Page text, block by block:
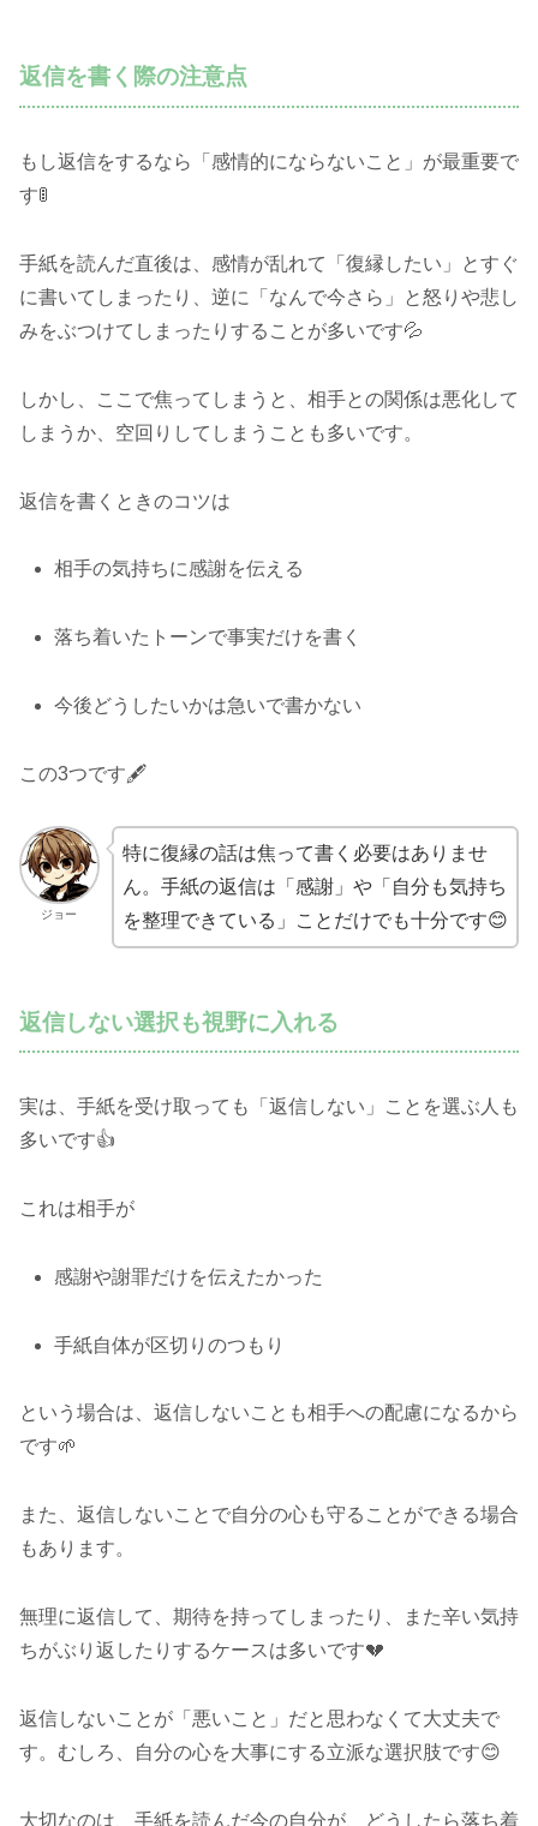
返信を書く際の注意点
もし返信をするなら「感情的にならないこと」が最重要で
す🚦
手紙を読んだ直後は、感情が乱れて「復縁したい」とすぐ
に書いてしまったり、逆に「なんで今さら」と怒りや悲し
みをぶつけてしまったりすることが多いです💦
しかし、ここで焦ってしまうと、相手との関係は悪化して
しまうか、空回りしてしまうことも多いです。
返信を書くときのコツは
相手の気持ちに感謝を伝える
落ち着いたトーンで事実だけを書く
今後どうしたいかは急いで書かない
この3つです🖋️
ジョー
特に復縁の話は焦って書く必要はありませ
ん。手紙の返信は「感謝」や「自分も気持ち
を整理できている」ことだけでも十分です😊
返信しない選択も視野に入れる
実は、手紙を受け取っても「返信しない」ことを選ぶ人も
多いです👍
これは相手が
感謝や謝罪だけを伝えたかった
手紙自体が区切りのつもり
という場合は、返信しないことも相手への配慮になるから
です🌱
また、返信しないことで自分の心も守ることができる場合
もあります。
無理に返信して、期待を持ってしまったり、また辛い気持
ちがぶり返したりするケースは多いです💔
返信しないことが「悪いこと」だと思わなくて大丈夫で
す。むしろ、自分の心を大事にする立派な選択肢です😊
大切なのは、手紙を読んだ今の自分が、どうしたら落ち着